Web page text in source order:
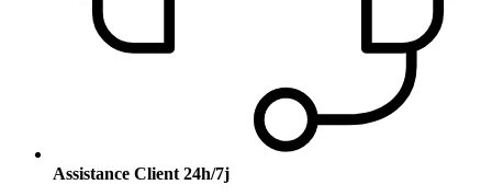
Assistance Client 24h/7j